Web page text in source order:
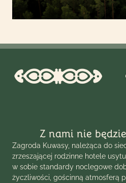
Z nami nie
Zagroda Kuwasy, należąca do
zrzeszającej rodzinne hotele
w sobie standardy noclegowe
życzliwości, gościnną atmosferą